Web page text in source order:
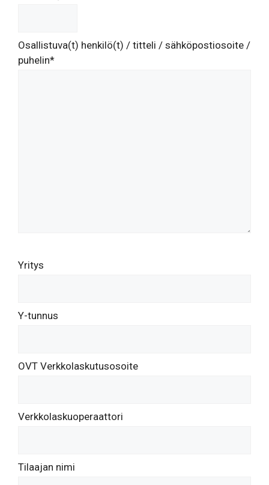
Osallistuva(t) henkilö(t) / titteli / sähköpostiosoite /
puhelin*
Yritys
Y-tunnus
OVT Verkkolaskutusosoite
Verkkolaskuoperaattori
Tilaajan nimi